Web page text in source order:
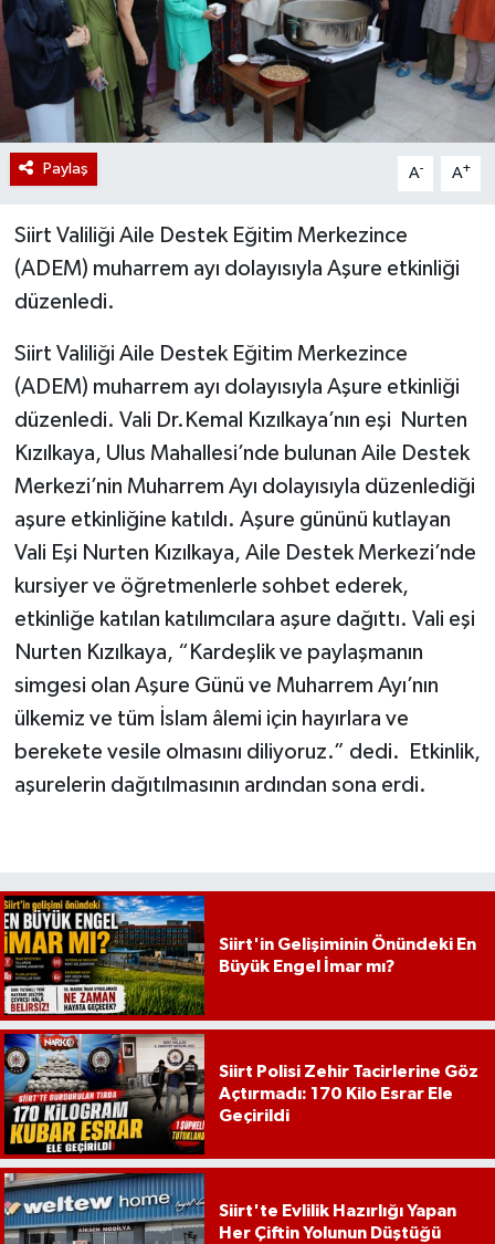
Paylaş A- A+
Siirt Valiliği Aile Destek Eğitim Merkezince
(ADEM) muharrem ayı dolayısıyla Aşure etkinliği
düzenledi.
Siirt Valiliği Aile Destek Eğitim Merkezince
(ADEM) muharrem ayı dolayısıyla Aşure etkinliği
düzenledi. Vali Dr.Kemal Kızılkaya’nın eşi Nurten
Kızılkaya, Ulus Mahallesi’nde bulunan Aile Destek
Merkezi’nin Muharrem Ayı dolayısıyla düzenlediği
aşure etkinliğine katıldı. Aşure gününü kutlayan
Vali Eşi Nurten Kızılkaya, Aile Destek Merkezi’nde
kursiyer ve öğretmenlerle sohbet ederek,
etkinliğe katılan katılımcılara aşure dağıttı. Vali eşi
Nurten Kızılkaya, “Kardeşlik ve paylaşmanın
simgesi olan Aşure Günü ve Muharrem Ayı’nın
ülkemiz ve tüm İslam âlemi için hayırlara ve
berekete vesile olmasını diliyoruz.” dedi. Etkinlik,
aşurelerin dağıtılmasının ardından sona erdi.
Siirt'in Gelişiminin Önündeki En
Büyük Engel İmar mı?
Siirt Polisi Zehir Tacirlerine Göz
Açtırmadı: 170 Kilo Esrar Ele
Geçirildi
Siirt'te Evlilik Hazırlığı Yapan
Her Çiftin Yolunun Düştüğü